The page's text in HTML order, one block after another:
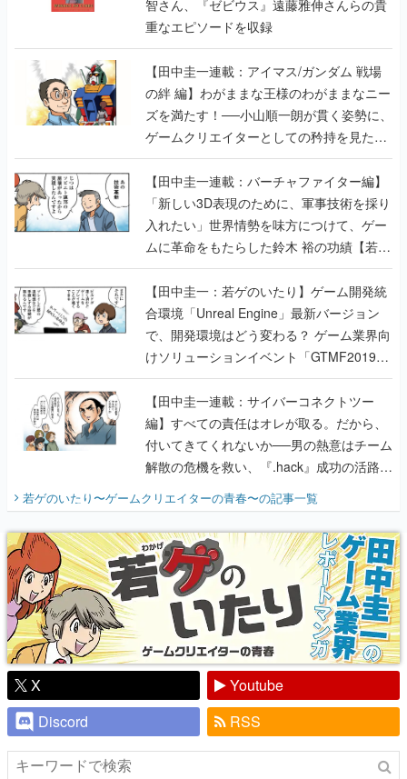
智さん、『ゼビウス』遠藤雅伸さんらの貴
重なエピソードを収録
【田中圭一連載：アイマス/ガンダム 戦場
の絆 編】わがままな王様のわがままなニー
ズを満たす！──小山順一朗が貫く姿勢に、
ゲームクリエイターとしての矜持を見た
【若ゲのいたり最終回】
【田中圭一連載：バーチャファイター編】
「新しい3D表現のために、軍事技術を採り
入れたい」世界情勢を味方につけて、ゲー
ムに革命をもたらした鈴木 裕の功績【若ゲ
のいたり】
【田中圭一：若ゲのいたり】ゲーム開発統
合環境「Unreal Engine」最新バージョン
で、開発環境はどう変わる？ ゲーム業界向
けソリューションイベント「GTMF2019」
に行って、より理解を深めよう【PR】
【田中圭一連載：サイバーコネクトツー
編】すべての責任はオレが取る。だから、
付いてきてくれないか──男の熱意はチーム
解散の危機を救い、『.hack』成功の活路を
開く。業界の快男児・松山 洋に流れる血は
『少年ジャンプ』色だった【若ゲのいた
り】
若ゲのいたり〜ゲームクリエイターの青春〜の記事一覧
X
Youtube
Discord
RSS